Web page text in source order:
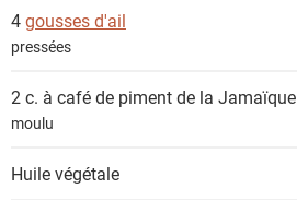
s
4gousses d'ail
pressées
2 c. à café de piment de la Jamaïque
moulu
Huile végétale